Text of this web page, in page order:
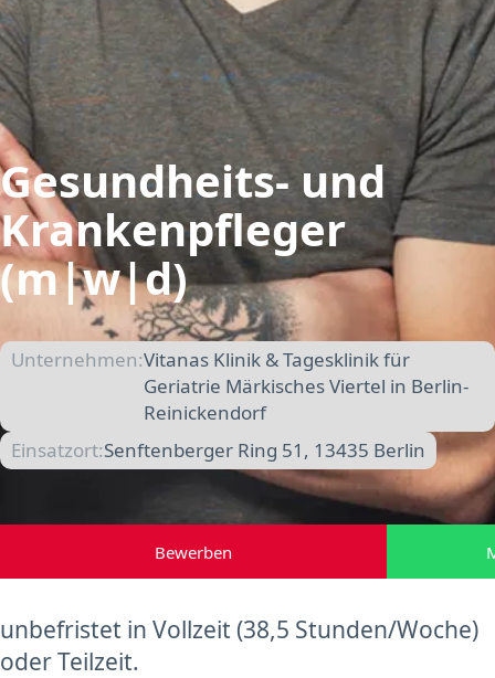
Gesundheits- und
Krankenpfleger
(m|w|d)
Unternehmen:Vitanas Klinik & Tagesklinik für
Geriatrie Märkisches Viertel in Berlin-
Reinickendorf
Einsatzort:Senftenberger Ring 51, 13435 Berlin
Bewerben
unbefristet in Vollzeit (38,5 Stunden/Woche)
oder Teilzeit.